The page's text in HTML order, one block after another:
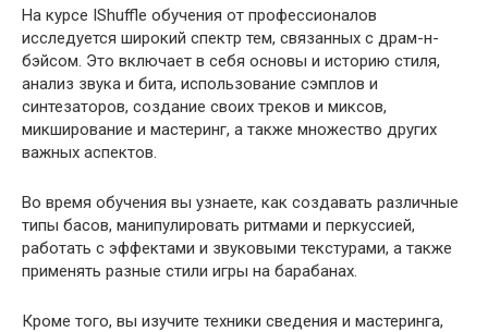
На курсе IShuffle обучения от профессионалов
исследуется широкий спектр тем, связанных с драм-н-
бэйсом. Это включает в себя основы и историю стиля,
анализ звука и бита, использование сэмплов и
синтезаторов, создание своих треков и миксов,
микширование и мастеринг, а также множество других
важных аспектов.
Во время обучения вы узнаете, как создавать различные
типы басов, манипулировать ритмами и перкуссией,
работать с эффектами и звуковыми текстурами, а также
применять разные стили игры на барабанах.
Кроме того, вы изучите техники сведения и мастеринга,